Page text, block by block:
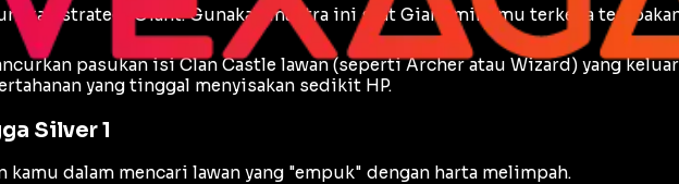
strategi Giant. Gunakan mantra ini saat Giant milikmu terkena
pasukan isiClan Castle lawan (seperti Archer atau Wizard) yang
yang tinggal menyisakan sedikit HP.
Silver 1
dalam mencari lawan yang "empuk" dengan harta melimpah.